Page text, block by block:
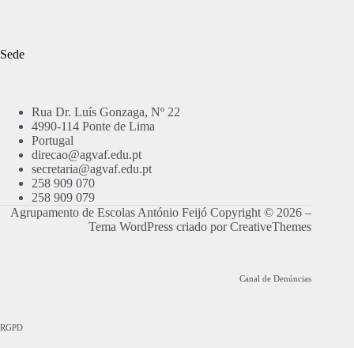
Sede
Rua Dr. Luís Gonzaga, Nº 22
4990-114 Ponte de Lima
Portugal
direcao@agvaf.edu.pt
secretaria@agvaf.edu.pt
258 909 070
258 909 079
Agrupamento de Escolas António Feijó Copyright © 2026 –
Tema WordPress criado porCreativeThemes
Canal de Denúncias
RGPD